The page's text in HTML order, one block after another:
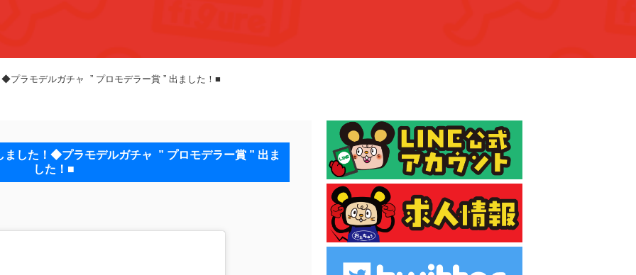
プラモデルガチャ⁡ ⁡ ⁡” プロモデラー賞 ” 出ました！⁡■
した！◆プラモデルガチャ⁡ ⁡ ⁡” プロモデラー賞 ” 出ま
した！⁡■